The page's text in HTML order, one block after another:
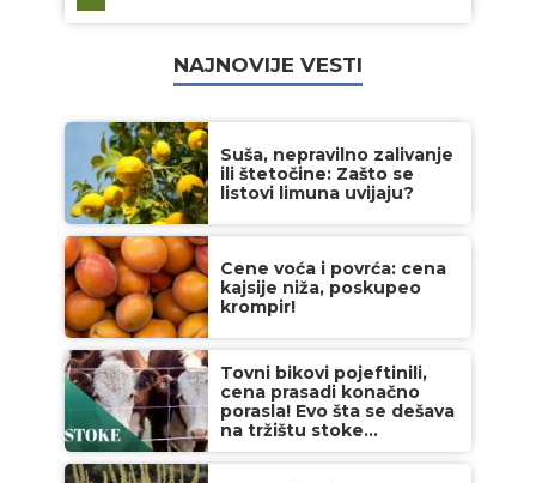
NAJNOVIJE VESTI
Suša, nepravilno zalivanje
ili štetočine: Zašto se
listovi limuna uvijaju?
Cene voća i povrća: cena
kajsije niža, poskupeo
krompir!
Tovni bikovi pojeftinili,
cena prasadi konačno
porasla! Evo šta se dešava
na tržištu stoke...